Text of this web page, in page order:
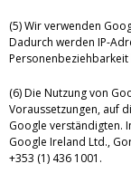
(5) Wir verwenden
Dadurch werden IP-
(6) Die Nutzung von
Voraussetzungen, auf
Google verständigten.
Google Ireland Ltd.,
+353 (1) 436 1001.